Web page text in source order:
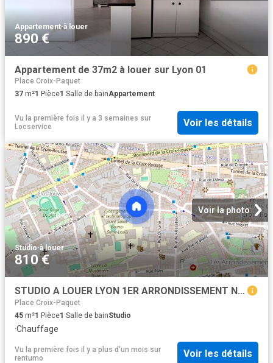
Appartement·à louer
890 €
Appartement de 37m2 à louer sur Lyon 01
Place Croix-Paquet
37 m²1 Pièce1 Salle de bainAppartement
Vu la première fois il y a 3 semaines sur
Locservice
Voir les détails
Voir la photo
Studio·à louer
810 €
STUDIO A LOUER LYON 1ER ARRONDISSEMENT Normale Chartreux
Place Croix-Paquet
45 m²1 Pièce1 Salle de bainStudio
·Chauffage
Vu la première fois il y a plus d'un mois sur
rentumo
Voir les détails